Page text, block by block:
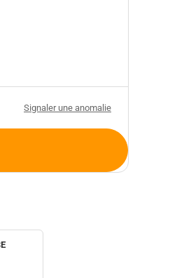
Signaler une anomalie